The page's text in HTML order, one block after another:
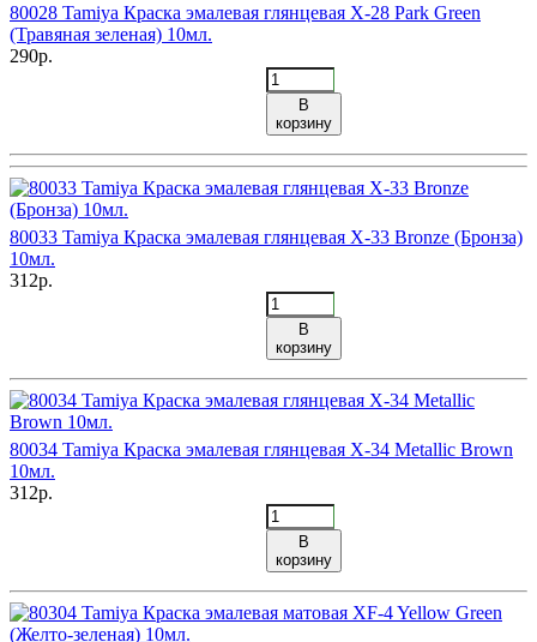
80028 Tamiya Краска эмалевая глянцевая X-28 Park Green
(Травяная зеленая) 10мл.
290р.
В
корзину
80033 Tamiya Краска эмалевая глянцевая X-33 Bronze (Бронза)
10мл.
312р.
В
корзину
80034 Tamiya Краска эмалевая глянцевая X-34 Metallic Brown
10мл.
312р.
В
корзину